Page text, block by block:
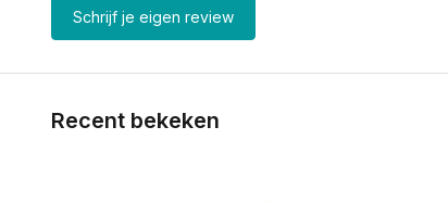
Schrijf je eigen review
Recent bekeken